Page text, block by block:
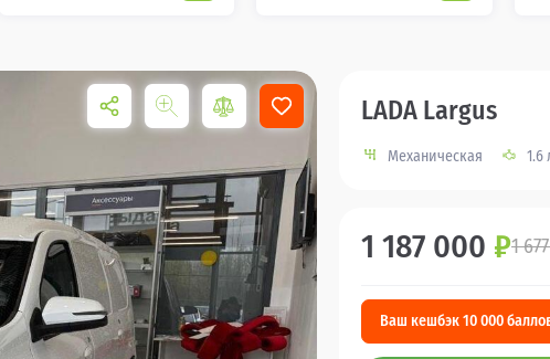
LADA Largus
Механическая 1.6
1 187 000 ₽1
Ваш кешбэк 10 000